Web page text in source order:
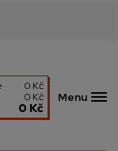
0 Kč
0 Kč
0 Kč
Menu